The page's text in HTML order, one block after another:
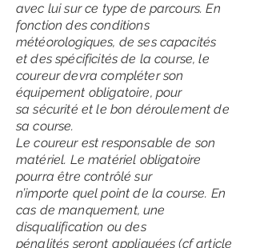
avec lui sur ce type de parcours. En
fonction des conditions
météorologiques, de ses capacités
et des spécificités de la course, le
coureur devra compléter son
équipement obligatoire, pour
sa sécurité et le bon déroulement de
sa course.
Le coureur est responsable de son
matériel. Le matériel obligatoire
pourra être contrôlé sur
n’importe quel point de la course. En
cas de manquement, une
disqualification ou des
pénalités seront appliquées (cf article